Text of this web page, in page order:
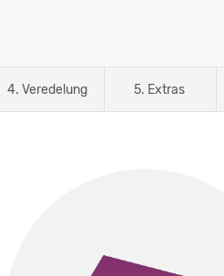
4. Veredelung 5. Extras